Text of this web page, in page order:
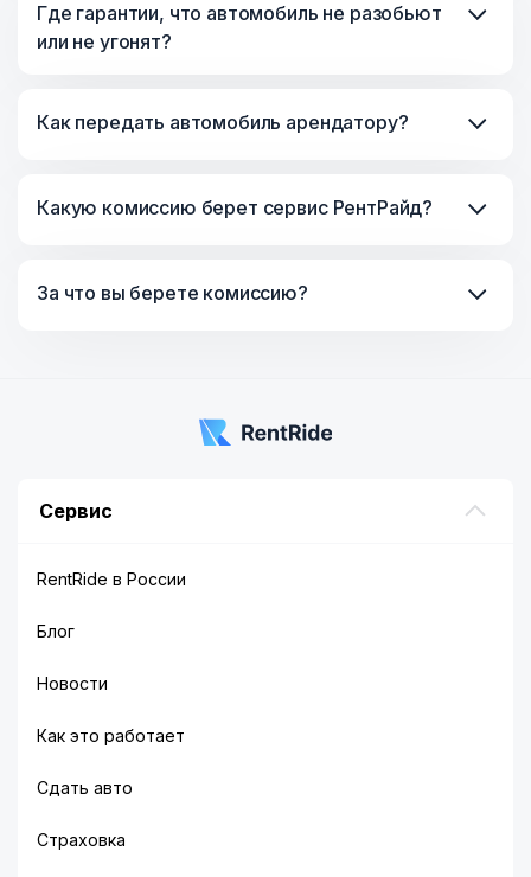
Где гарантии, что автомобиль не разобьют
или не угонят?
Как передать автомобиль арендатору?
Какую комиссию берет сервис РентРайд?
За что вы берете комиссию?
Сервис
RentRide в России
Блог
Новости
Как это работает
Сдать авто
Страховка